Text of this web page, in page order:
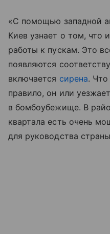
«С помощью западной
Киев узнает о том, что
работы к пускам. Это
появляются
включается сирена. Что
правило, он или
в бомбоубежище. В
квартала есть очень
для руководства